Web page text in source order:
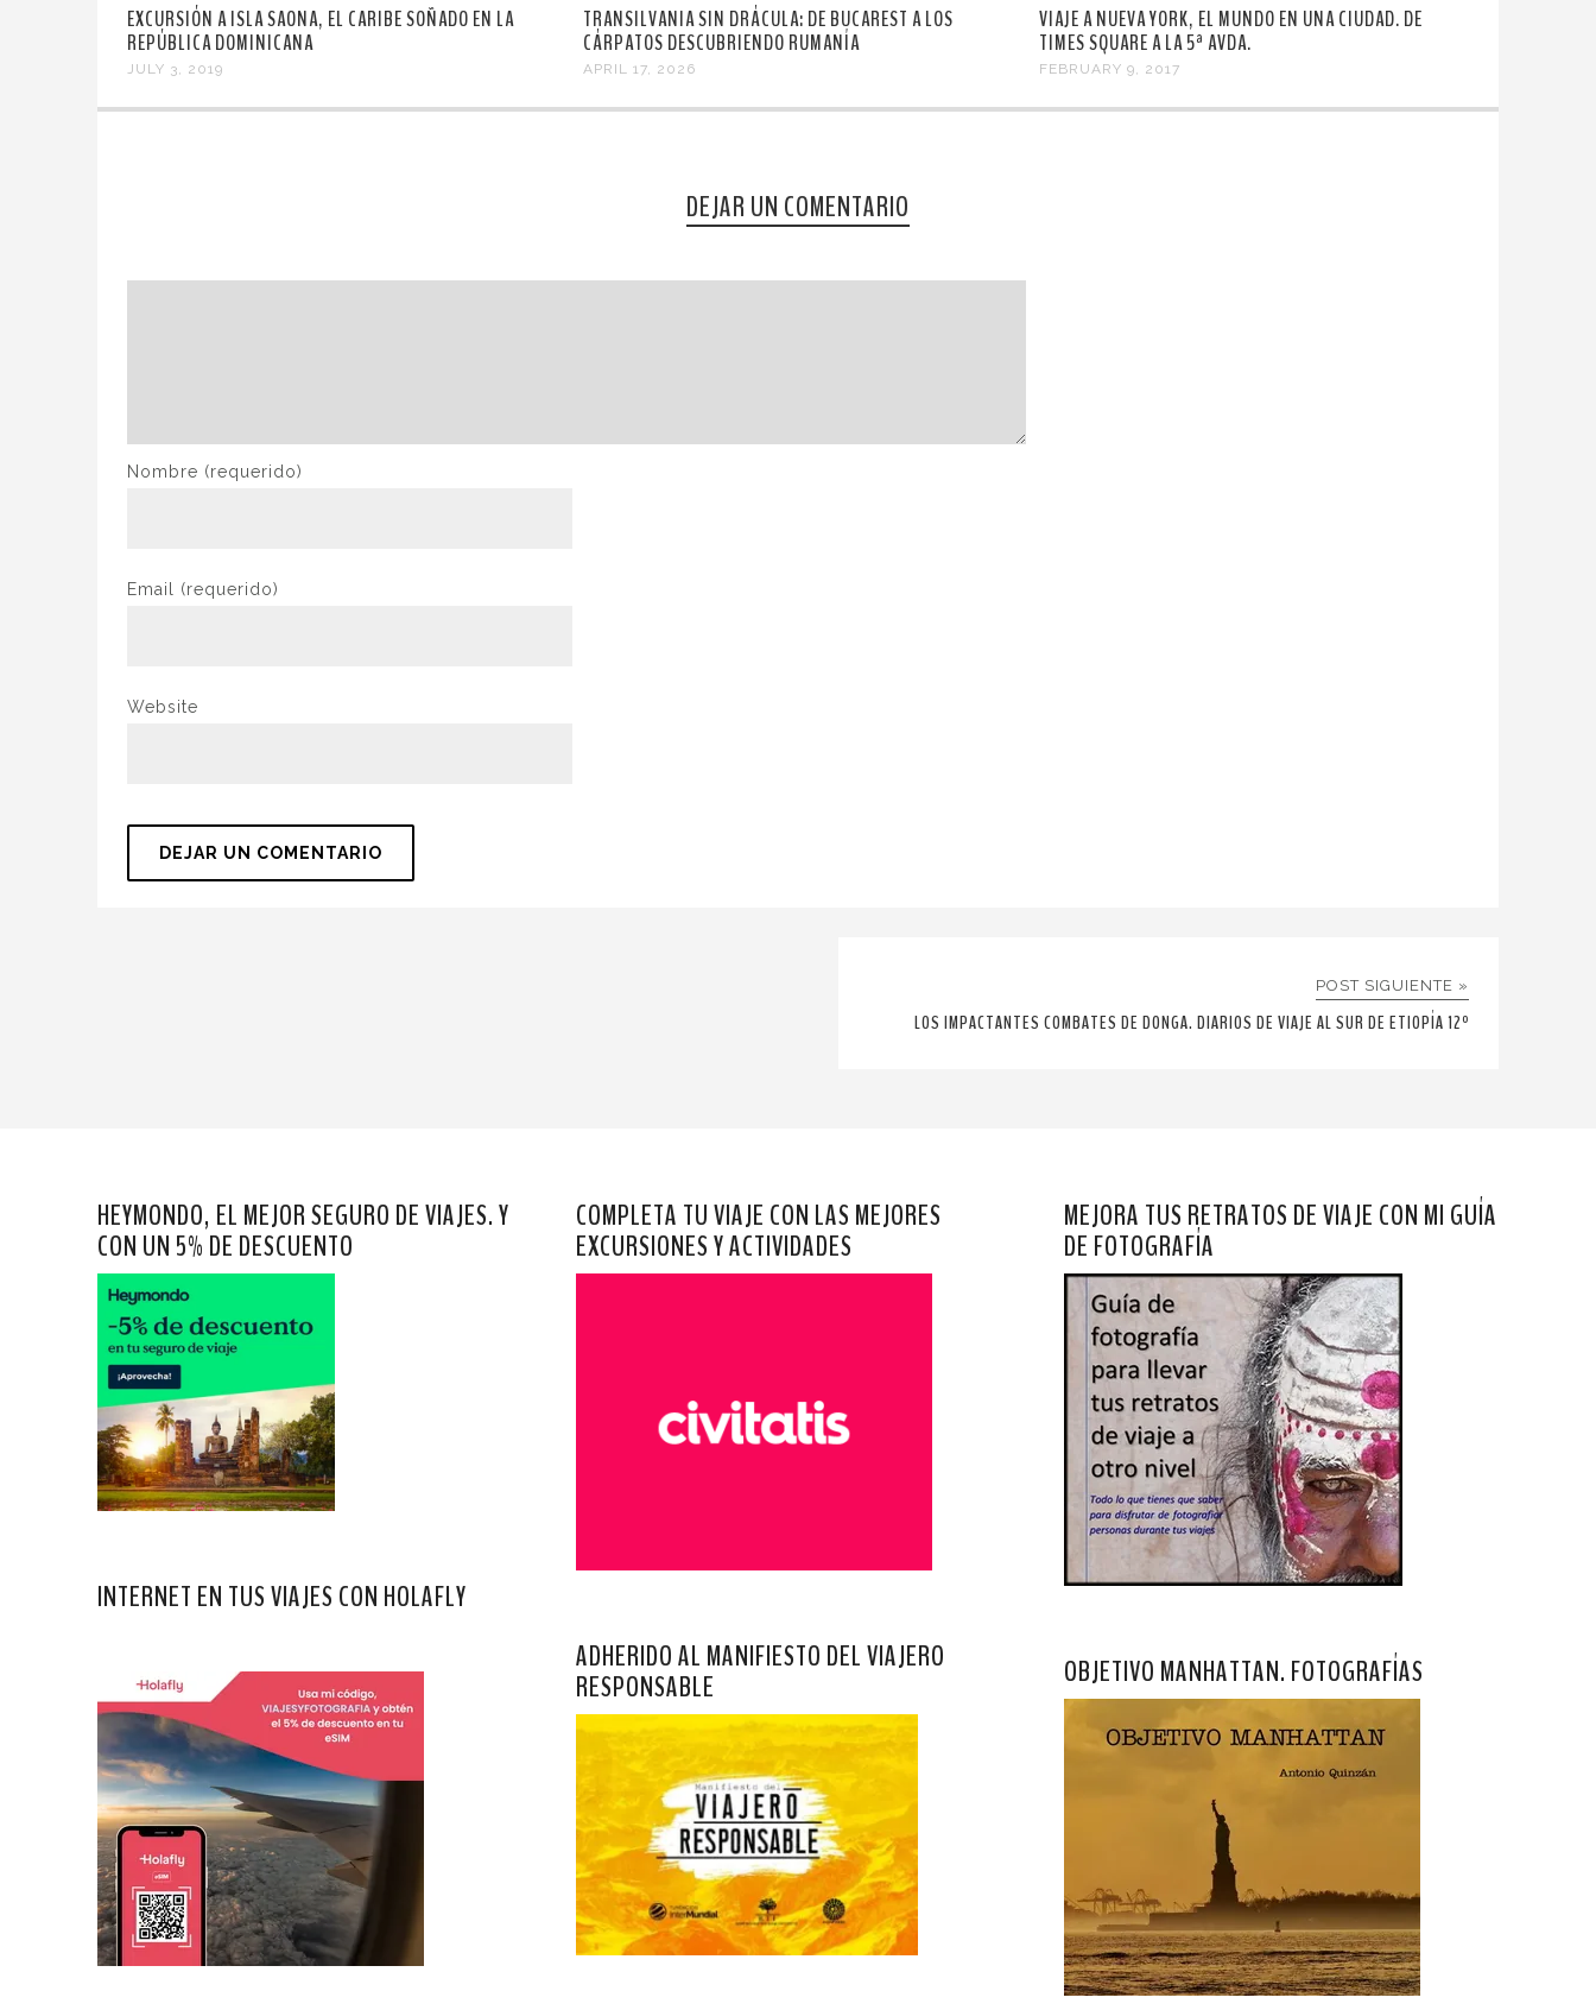
EXCURSIÓN A ISLA SAONA, EL CARIBE SOÑADO EN LA
REPÚBLICA DOMINICANA
JULY 3, 2019
TRANSILVANIA SIN DRÁCULA: DE BUCAREST A LOS
CÁRPATOS DESCUBRIENDO RUMANÍA
APRIL 17, 2026
VIAJE A NUEVA YORK, EL MUNDO EN UNA CIUDAD. DE
TIMES SQUARE A LA 5ª AVDA.
FEBRUARY 9, 2017
DEJAR UN COMENTARIO
Nombre (requerido)
Email (requerido)
Website
POST SIGUIENTE »
LOS IMPACTANTES COMBATES DE DONGA. DIARIOS DE VIAJE AL SUR DE ETIOPÍA 12º
HEYMONDO, EL MEJOR SEGURO DE VIAJES. Y
CON UN 5% DE DESCUENTO
INTERNET EN TUS VIAJES CON HOLAFLY
COMPLETA TU VIAJE CON LAS MEJORES
EXCURSIONES Y ACTIVIDADES
ADHERIDO AL MANIFIESTO DEL VIAJERO
RESPONSABLE
MEJORA TUS RETRATOS DE VIAJE CON MI GUÍA
DE FOTOGRAFÍA
OBJETIVO MANHATTAN. FOTOGRAFÍAS